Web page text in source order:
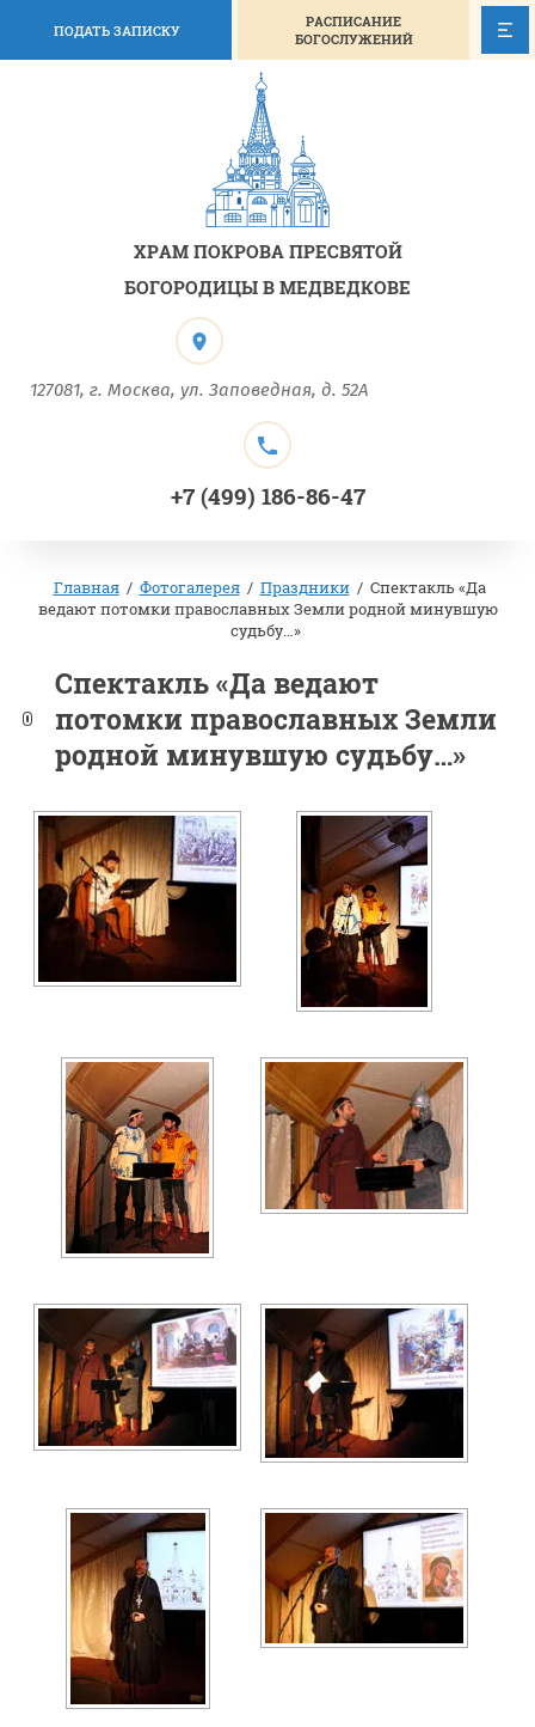
ПОДАТЬ ЗАПИСКУ
РАСПИСАНИЕ
БОГОСЛУЖЕНИЙ
ХРАМ ПОКРОВА ПРЕСВЯТОЙ
БОГОРОДИЦЫ В МЕДВЕДКОВЕ
+7 (499) 186-86-47
127081, г. Москва, ул. Заповедная, д. 52А
Главная / Фотогалерея / Праздники / Спектакль «Да
ведают потомки православных Земли родной минувшую
судьбу…»
Спектакль «Да ведают
потомки православных Земли
родной минувшую судьбу…»